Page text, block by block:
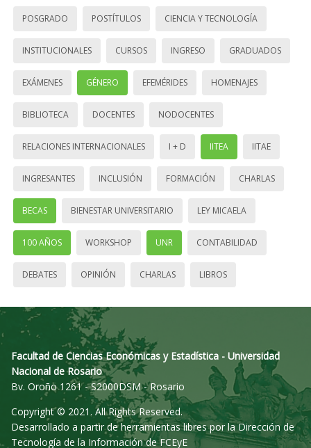
POSGRADO POSTÍTULOS CIENCIA Y TECNOLOGÍA
INSTITUCIONALES CURSOS INGRESO GRADUADOS
EXÁMENES GÉNERO EFEMÉRIDES HOMENAJES
BIBLIOTECA DOCENTES NODOCENTES
RELACIONES INTERNACIONALES I + D IITEA IITAE
INGRESANTES INCLUSIÓN FORMACIÓN CHARLAS
BECAS BIENESTAR UNIVERSITARIO LEY MICAELA
100 AÑOS WORKSHOP UNR CONTABILIDAD
DEBATES OPINIÓN CHARLAS LIBROS
Facultad de Ciencias Económicas y Estadística - Universidad
Nacional de Rosario
Bv. Oroño 1261 - S2000DSM - Rosario
Copyright © 2021. All Rights Reserved.
Desarrollado a partir de herramientas libres por la Dirección de
Tecnología de la Información de FCEyE